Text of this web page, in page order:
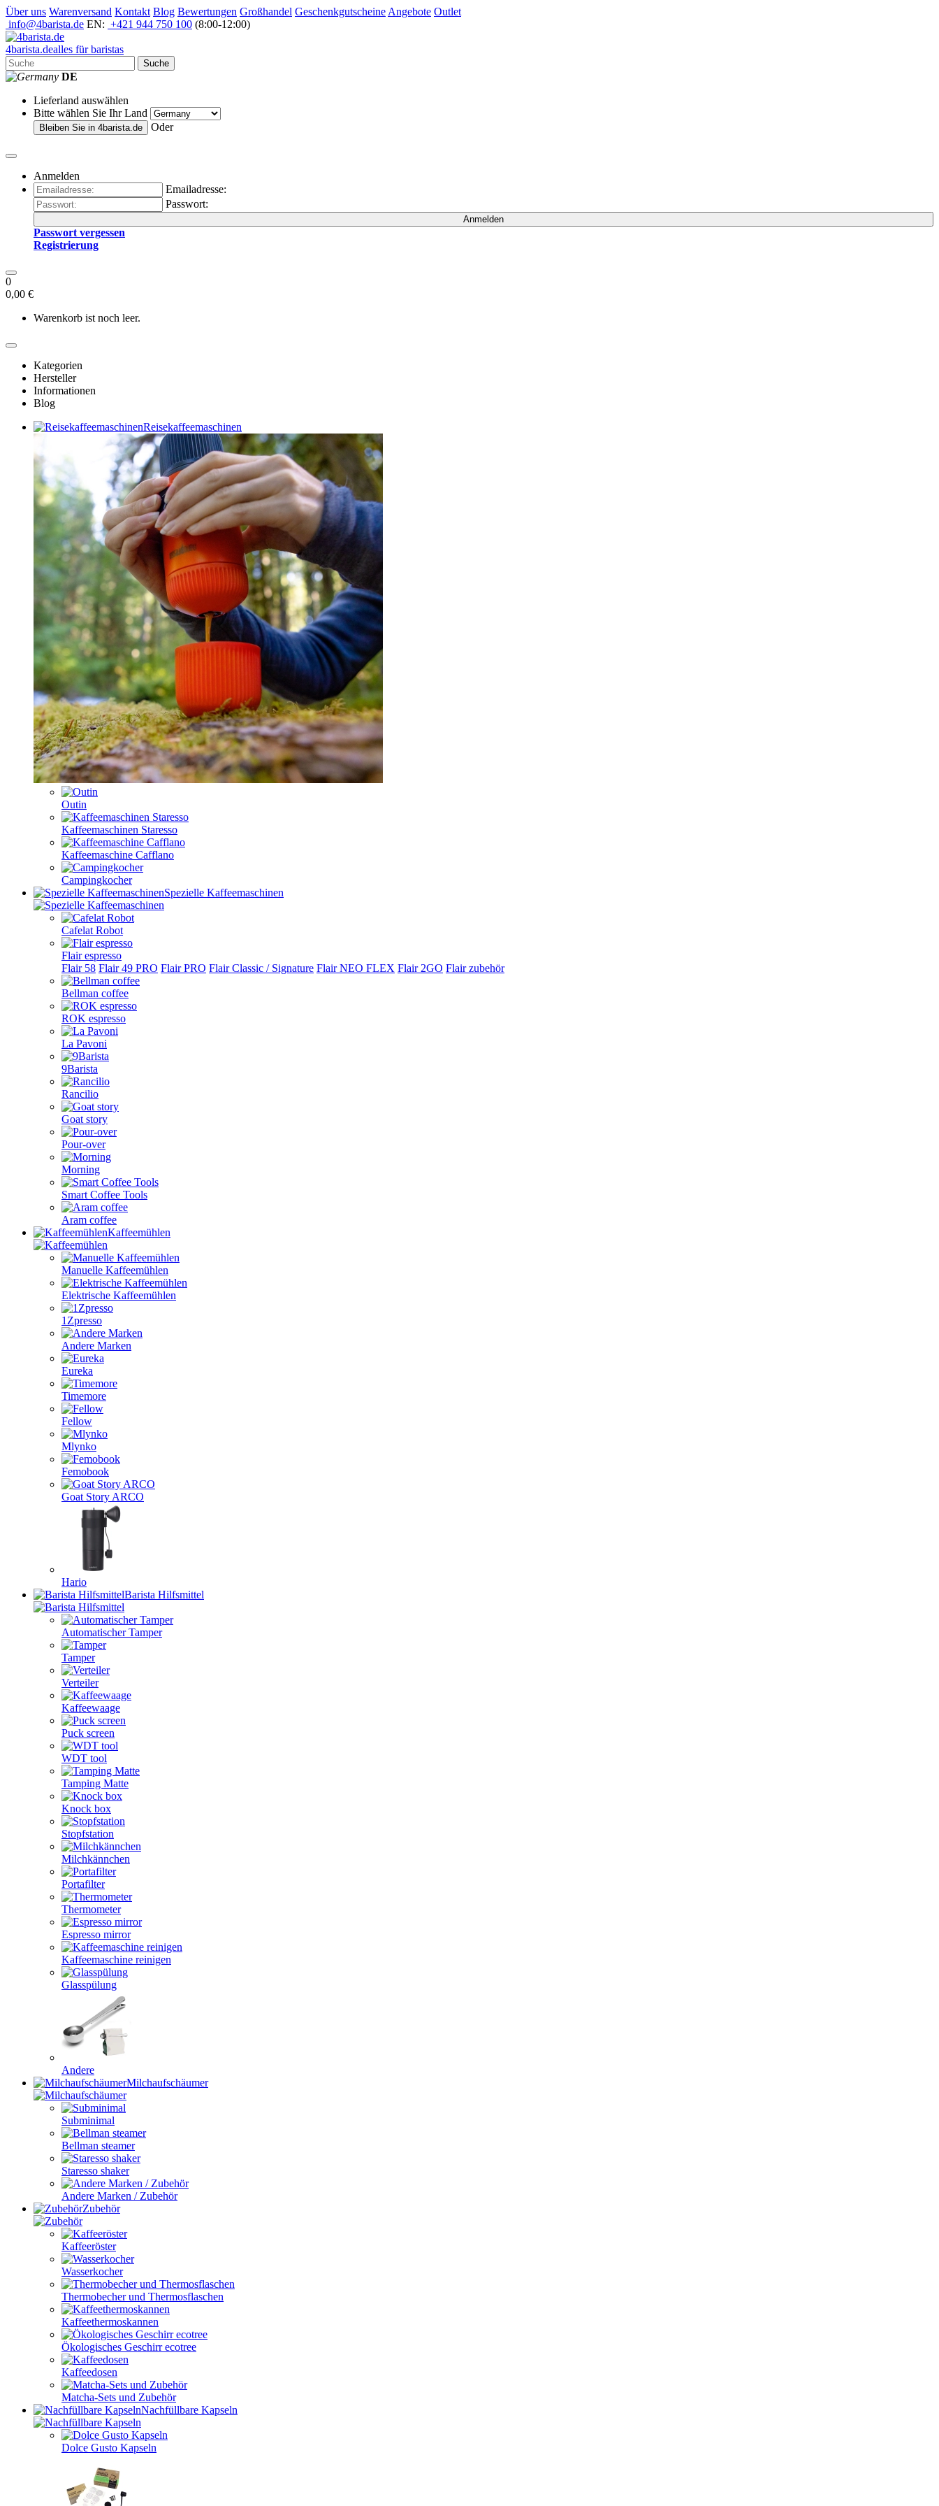
Über uns Warenversand Kontakt Blog Bewertungen Großhandel Geschenkgutscheine Angebote Outlet
info@4barista.de EN: +421 944 750 100 (8:00-12:00)
4barista.dealles für baristas
Suche
DE
Lieferland auswählen
Bitte wählen Sie Ihr Land
Bleiben Sie in 4barista.de Oder
Anmelden
Emailadresse:
Passwort:
Anmelden
Passwort vergessen
Registrierung
0
0,00 €
Warenkorb ist noch leer.
Kategorien
Hersteller
Informationen
Blog
Reisekaffeemaschinen
Outin
Kaffeemaschinen Staresso
Kaffeemaschine Cafflano
Campingkocher
Spezielle Kaffeemaschinen
Cafelat Robot
Flair espresso
Flair 58 Flair 49 PRO Flair PRO Flair Classic / Signature Flair NEO FLEX Flair 2GO Flair zubehör
Bellman coffee
ROK espresso
La Pavoni
9Barista
Rancilio
Goat story
Pour-over
Morning
Smart Coffee Tools
Aram coffee
Kaffeemühlen
Manuelle Kaffeemühlen
Elektrische Kaffeemühlen
1Zpresso
Andere Marken
Eureka
Timemore
Fellow
Mlynko
Femobook
Goat Story ARCO
Hario
Barista Hilfsmittel
Automatischer Tamper
Tamper
Verteiler
Kaffeewaage
Puck screen
WDT tool
Tamping Matte
Knock box
Stopfstation
Milchkännchen
Portafilter
Thermometer
Espresso mirror
Kaffeemaschine reinigen
Glasspülung
Andere
Milchaufschäumer
Subminimal
Bellman steamer
Staresso shaker
Andere Marken / Zubehör
Zubehör
Kaffeeröster
Wasserkocher
Thermobecher und Thermosflaschen
Kaffeethermoskannen
Ökologisches Geschirr ecotree
Kaffeedosen
Matcha-Sets und Zubehör
Nachfüllbare Kapseln
Dolce Gusto Kapseln